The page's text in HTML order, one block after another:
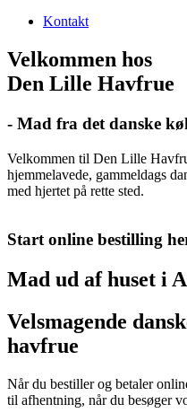
Kontakt
Velkommen hos
Den Lille Havfrue
- Mad fra det danske
Velkommen til Den Lille
hjemmelavede, gammeldags
med hjertet på rette sted.
Start online bestilling
Mad ud af huset i
Velsmagende
havfrue
Når du bestiller og betaler
til afhentning, når du besøger